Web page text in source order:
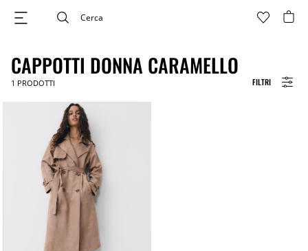
FILTRI
CAPPOTTI DONNA CARAMELLO
1 PRODOTTI